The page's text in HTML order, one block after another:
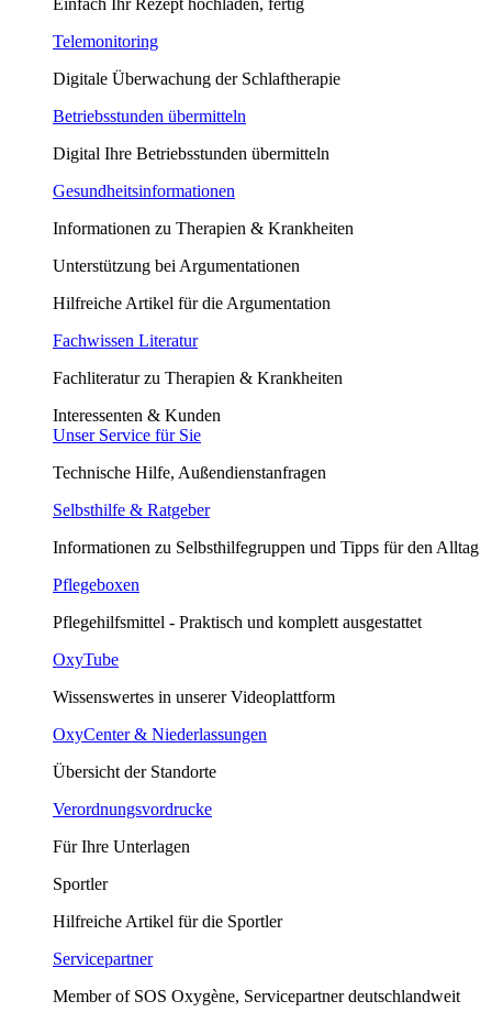
Einfach Ihr Rezept hochladen, fertig
Telemonitoring
Digitale Überwachung der Schlaftherapie
Betriebsstunden übermitteln
Digital Ihre Betriebsstunden übermitteln
Gesundheitsinformationen
Informationen zu Therapien & Krankheiten
Unterstützung bei Argumentationen
Hilfreiche Artikel für die Argumentation
Fachwissen Literatur
Fachliteratur zu Therapien & Krankheiten
Interessenten & Kunden
Unser Service für Sie
Technische Hilfe, Außendienstanfragen
Selbsthilfe & Ratgeber
Informationen zu Selbsthilfegruppen und Tipps für den Alltag
Pflegeboxen
Pflegehilfsmittel - Praktisch und komplett ausgestattet
OxyTube
Wissenswertes in unserer Videoplattform
OxyCenter & Niederlassungen
Übersicht der Standorte
Verordnungsvordrucke
Für Ihre Unterlagen
Sportler
Hilfreiche Artikel für die Sportler
Servicepartner
Member of SOS Oxygène, Servicepartner deutschlandweit